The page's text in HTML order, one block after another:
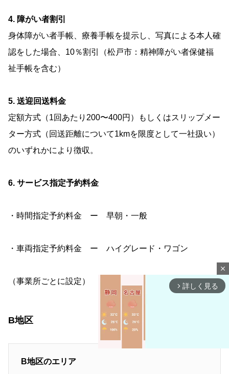
4. 障がい者割引
身体障がい者手帳、療養手帳を提示し、写真による本人確
認をした場合、10％割引（松戸市：精神障がい者保健福
祉手帳を含む）
5. 送迎回送料金
定額方式（1回あたり200〜400円）もしくはスリップメー
ター方式（回送距離について1kmを限度として一社扱い）
のいずれかにより徴収。
6. サービス指定予約料金
・時間指定予約料金 ー 早朝・一般
・車両指定予約料金 ー ハイグレード・ワゴン
（事業所ごとに設定）
B地区
B地区のエリア
close
arrow_forward_ios 詳しく見る